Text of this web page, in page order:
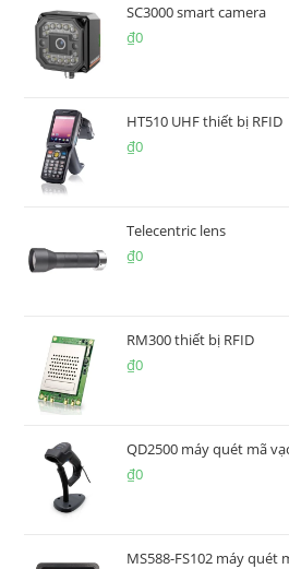
SC3000 smart camera
₫0
HT510 UHF thiết bị RFID
₫0
Telecentric lens
₫0
RM300 thiết bị RFID
₫0
QD2500 máy quét mã
₫0
MS588-FS102 máy quét